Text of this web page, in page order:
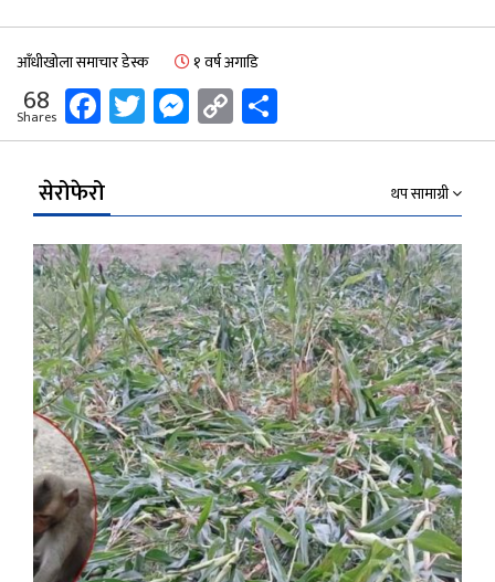
आँधीखोला समाचार डेस्क १ वर्ष अगाडि
68
Shares Facebook
Twitter
Messenger
Copy
Link
सेरोफेरो थप सामाग्री